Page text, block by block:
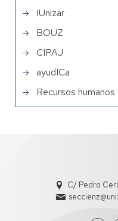
IUnizar
BOUZ
CIPAJ
ayudICa
Recursos humanos
C/ Pedro